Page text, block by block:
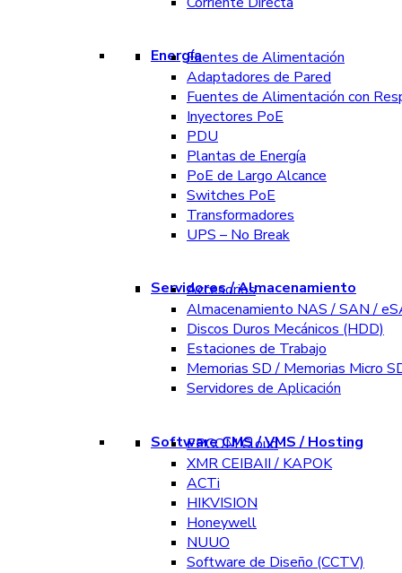
EnergíaFuentes de Alimentación
Adaptadores de Pared
Fuentes de Alimentación con
Inyectores PoE
PDU
Plantas de Energía
PoE de Largo Alcance
Switches PoE
Transformadores
UPS – No Break
Servidores / Almacenamiento
Accesorios
Almacenamiento NAS / SAN /
Discos Duros Mecánicos (HDD)
Estaciones de Trabajo
Memorias SD / Memorias Micro
Servidores de Aplicación
Software CMS / VMS / Hosting
EPCOM Cloud
XMR CEIBAII / KAPOK
ACTi
HIKVISION
Honeywell
NUUO
Software de Diseño (CCTV)